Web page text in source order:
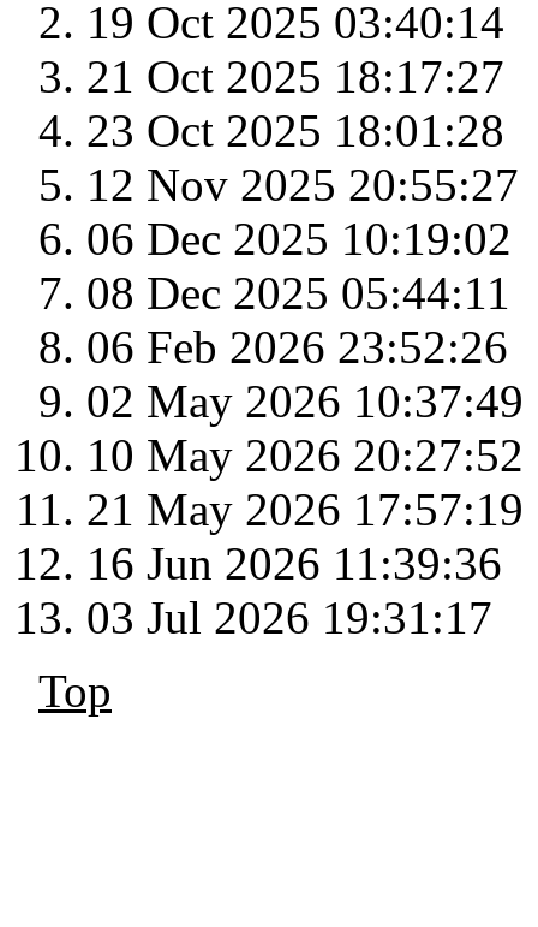
19 Oct 2025 03:40:14
21 Oct 2025 18:17:27
23 Oct 2025 18:01:28
12 Nov 2025 20:55:27
06 Dec 2025 10:19:02
08 Dec 2025 05:44:11
06 Feb 2026 23:52:26
02 May 2026 10:37:49
10 May 2026 20:27:52
21 May 2026 17:57:19
16 Jun 2026 11:39:36
03 Jul 2026 19:31:17
Top